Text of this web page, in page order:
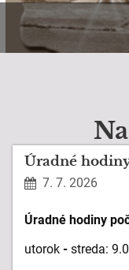
Úradné
7. 7. 2026
Úradné hodiny
utorok - streda: